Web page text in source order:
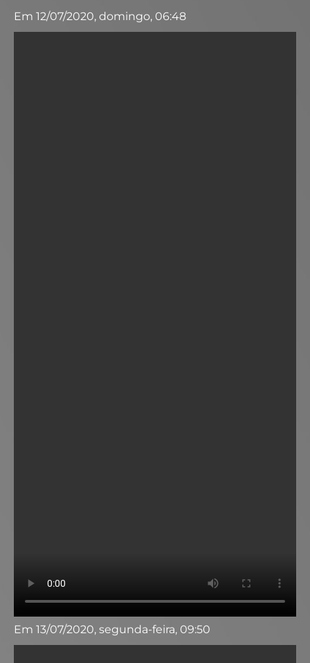
Em 12/07/2020, domingo, 06:48
Em 13/07/2020, segunda-feira, 09:50